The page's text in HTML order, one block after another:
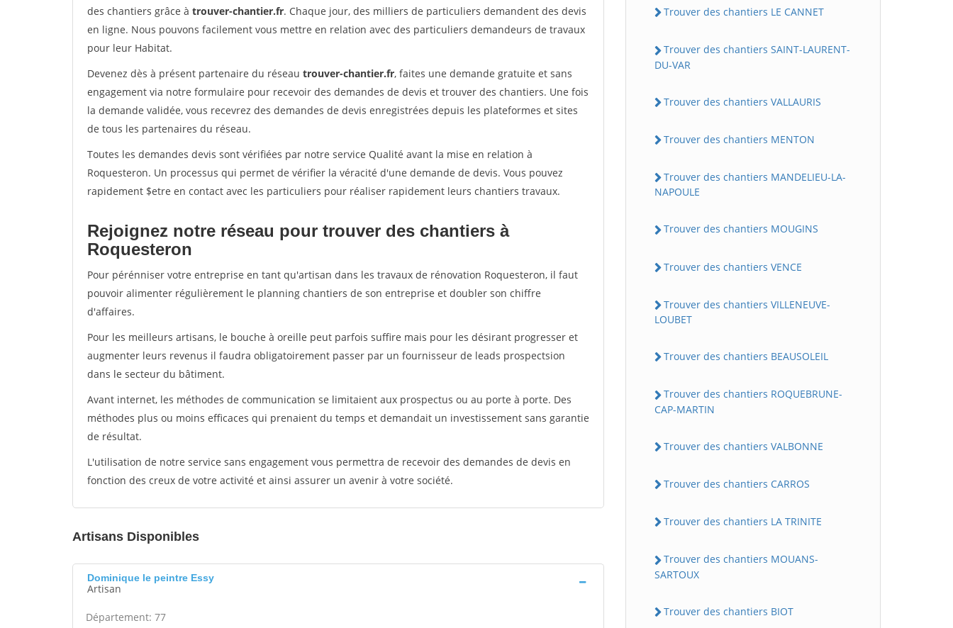
des chantiers grâce à trouver-chantier.fr. Chaque jour, des milliers de particuliers demandent des devis
en ligne. Nous pouvons facilement vous mettre en relation avec des particuliers demandeurs de travaux
pour leur Habitat.
Devenez dès à présent partenaire du réseau trouver-chantier.fr, faites une demande gratuite et sans
engagement via notre formulaire pour recevoir des demandes de devis et trouver des chantiers. Une fois
la demande validée, vous recevrez des demandes de devis enregistrées depuis les plateformes et sites
de tous les partenaires du réseau.
Toutes les demandes devis sont vérifiées par notre service Qualité avant la mise en relation à
Roquesteron. Un processus qui permet de vérifier la véracité d'une demande de devis. Vous pouvez
rapidement $etre en contact avec les particuliers pour réaliser rapidement leurs chantiers travaux.
Rejoignez notre réseau pour trouver des chantiers à
Roquesteron
Pour pérénniser votre entreprise en tant qu'artisan dans les travaux de rénovation Roquesteron, il faut
pouvoir alimenter régulièrement le planning chantiers de son entreprise et doubler son chiffre
d'affaires.
Pour les meilleurs artisans, le bouche à oreille peut parfois suffire mais pour les désirant progresser et
augmenter leurs revenus il faudra obligatoirement passer par un fournisseur de leads prospectsion
dans le secteur du bâtiment.
Avant internet, les méthodes de communication se limitaient aux prospectus ou au porte à porte. Des
méthodes plus ou moins efficaces qui prenaient du temps et demandait un investissement sans garantie
de résultat.
L'utilisation de notre service sans engagement vous permettra de recevoir des demandes de devis en
fonction des creux de votre activité et ainsi assurer un avenir à votre société.
Artisans Disponibles
Dominique le peintre Essy
Artisan
Département: 77
Trouver des chantiers LE CANNET
Trouver des chantiers SAINT-LAURENT-
DU-VAR
Trouver des chantiers VALLAURIS
Trouver des chantiers MENTON
Trouver des chantiers MANDELIEU-LA-
NAPOULE
Trouver des chantiers MOUGINS
Trouver des chantiers VENCE
Trouver des chantiers VILLENEUVE-
LOUBET
Trouver des chantiers BEAUSOLEIL
Trouver des chantiers ROQUEBRUNE-
CAP-MARTIN
Trouver des chantiers VALBONNE
Trouver des chantiers CARROS
Trouver des chantiers LA TRINITE
Trouver des chantiers MOUANS-
SARTOUX
Trouver des chantiers BIOT